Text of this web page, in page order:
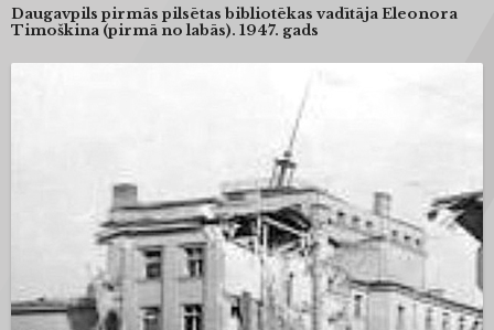
Daugavpils pirmās pilsētas bibliotēkas vadītāja Eleonora
Timoškina (pirmā no labās). 1947. gads